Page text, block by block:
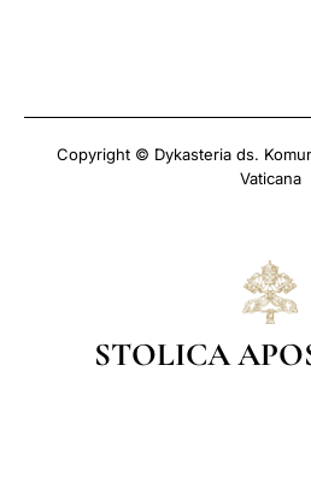
Copyright © Dykasteria ds.
Vaticana
STOLICA